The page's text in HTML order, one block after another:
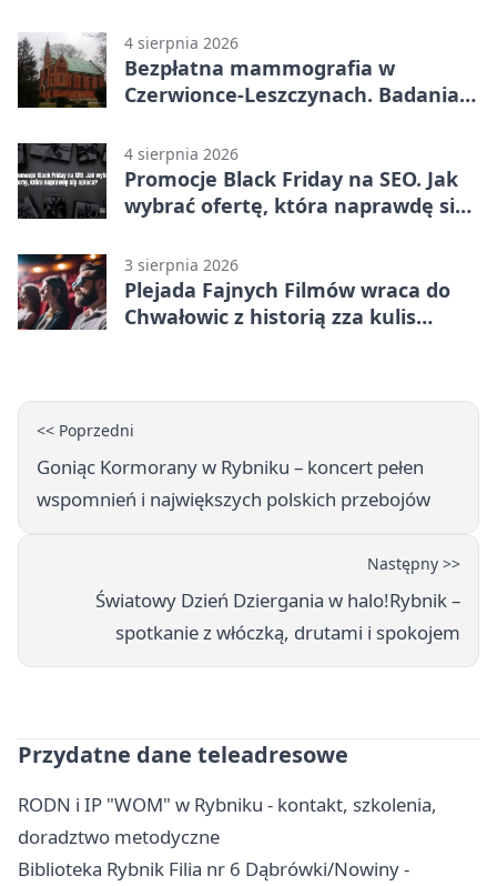
4 sierpnia 2026
Bezpłatna mammografia w
Czerwionce-Leszczynach. Badania
4 sierpnia 2026
Promocje Black Friday na SEO. Jak
wybrać ofertę, która naprawdę się
3 sierpnia 2026
Plejada Fajnych Filmów wraca do
Chwałowic z historią zza kulis
<< Poprzedni
Goniąc Kormorany w Rybniku – koncert pełen
wspomnień i największych polskich przebojów
Następny >>
Światowy Dzień Dziergania w halo!Rybnik –
spotkanie z włóczką, drutami i spokojem
Przydatne dane teleadresowe
RODN i IP "WOM" w Rybniku - kontakt, szkolenia,
doradztwo metodyczne
Biblioteka Rybnik Filia nr 6 Dąbrówki/Nowiny -